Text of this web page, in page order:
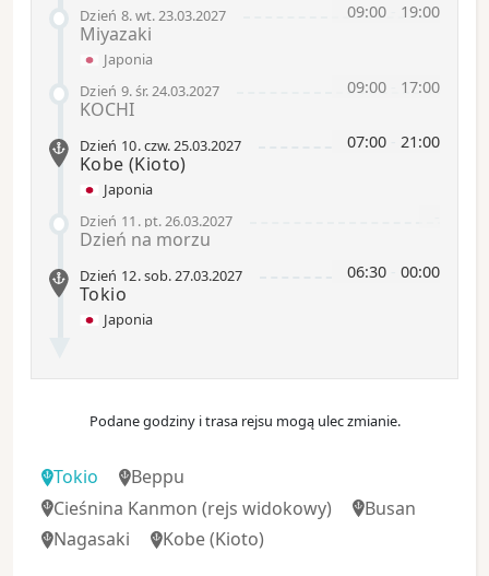
09:00 19:00
Dzień 8.wt.23.03.2027
Miyazaki
Japonia
09:00 17:00
Dzień 9.śr.24.03.2027
KOCHI
07:00 21:00
Dzień 10.czw.25.03.2027
Kobe (Kioto)
Japonia
Dzień 11 . pt.26.03.2027
Dzień na morzu
06:30 00:00
Dzień 12.sob.27.03.2027
Tokio
Japonia
Podane godziny i trasa rejsu mogą ulec zmianie.
Tokio
Beppu
Cieśnina Kanmon (rejs widokowy)
Busan
Nagasaki
Kobe(Kioto)